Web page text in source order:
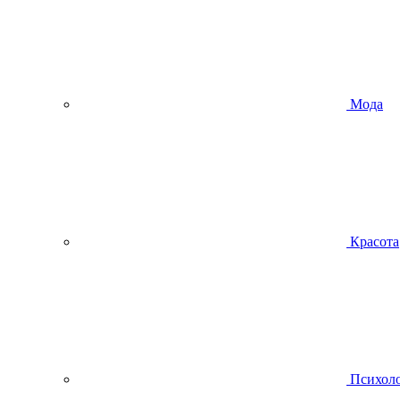
Мода
Красота